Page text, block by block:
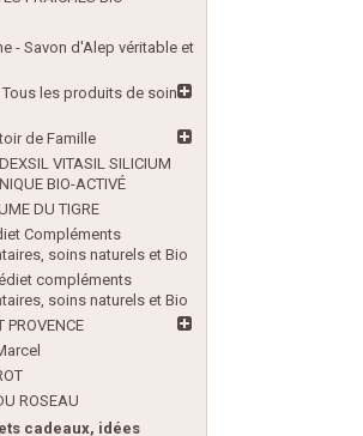
- Savon d'Alep véritable et
Tous les produits de soin
de Famille
VITASIL SILICIUM
BIO-ACTIVÉ
DU TIGRE
Compléments
soins naturels et Bio
compléments
soins naturels et Bio
PROVENCE
ROSEAU
cadeaux, idées